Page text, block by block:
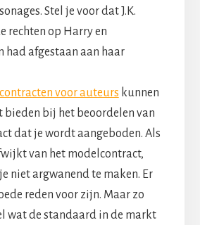
Stel je voor dat J.K.
rechten op Harry en
had afgestaan aan haar
voor auteurs kunnen
bieden bij het beoordelen van
dat je wordt aangeboden. Als
van het modelcontract,
niet argwanend te maken. Er
reden voor zijn. Maar zo
wat de standaard in de markt